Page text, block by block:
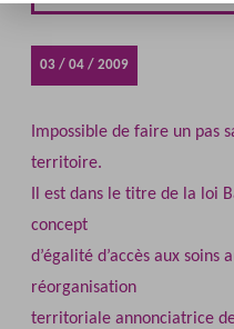
03 / 04 / 2009
Impossible de faire un pas
territoire.
Il est dans le titre de la loi
concept
d’égalité d’accès aux soins
réorganisation
territoriale annonciatrice